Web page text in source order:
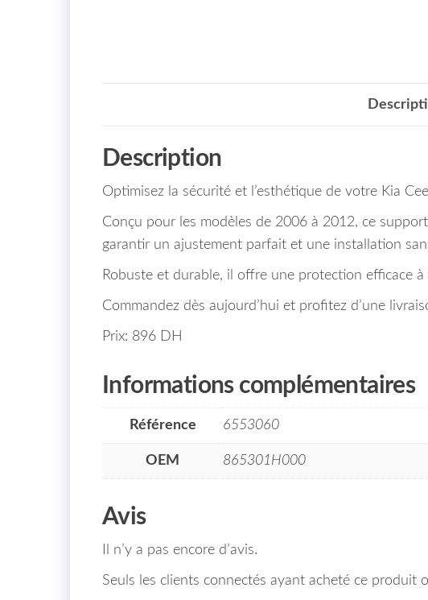
Description
Optimisez la sécurité et l’esthétique de votre Kia
Conçu pour les modèles de 2006 à 2012, ce
garantir un ajustement parfait et une installation
Robuste et durable, il offre une protection efficace
Commandez dès aujourd’hui et profitez d’une
Prix: 896 DH
Informations complémentaires
Référence 6553060
OEM 865301H000
Avis
Il n’y a pas encore d’avis.
Seuls les clients connectés ayant acheté ce produit